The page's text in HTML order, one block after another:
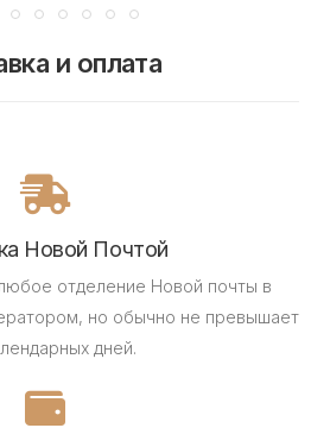
и оплата
Новой Почтой
отделение Новой почты в
но обычно не превышает
дней.